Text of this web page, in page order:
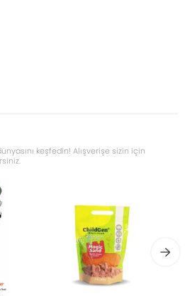
keşfedin! Alışverişe sizin için